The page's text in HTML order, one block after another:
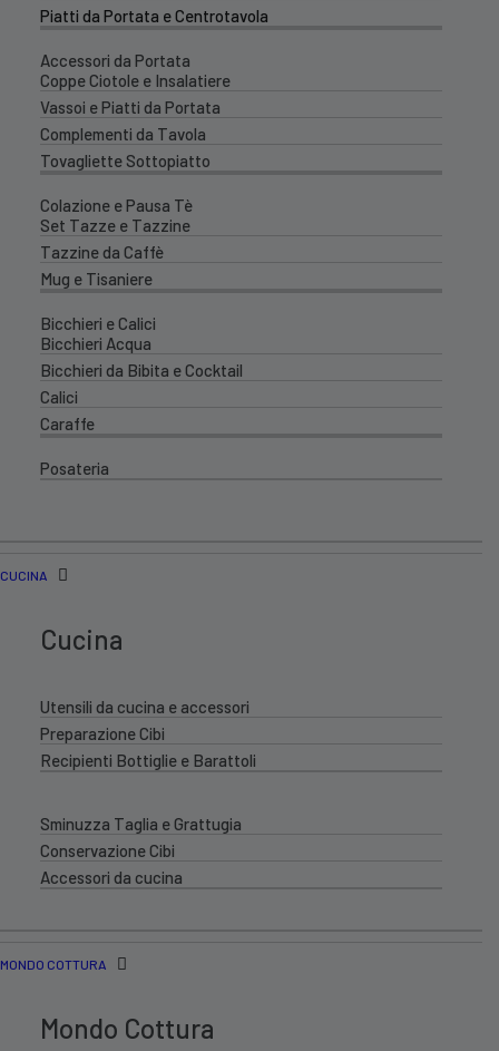
Piatti da Portata e Centrotavola
Accessori da Portata
Coppe Ciotole e Insalatiere
Vassoi e Piatti da Portata
Complementi da Tavola
Tovagliette Sottopiatto
Colazione e Pausa Tè
Set Tazze e Tazzine
Tazzine da Caffè
Mug e Tisaniere
Bicchieri e Calici
Bicchieri Acqua
Bicchieri da Bibita e Cocktail
Calici
Caraffe
Posateria
CUCINA
Cucina
Utensili da cucina e accessori
Preparazione Cibi
Recipienti Bottiglie e Barattoli
Sminuzza Taglia e Grattugia
Conservazione Cibi
Accessori da cucina
MONDO COTTURA
Mondo Cottura